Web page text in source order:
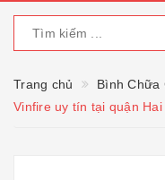
Trang chủ Bình Chữa
Vinfire uy tín tại quận